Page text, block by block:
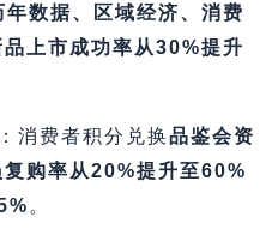
年数据、区域经济、消费
品上市成功率从30%提升
​：消费者积分兑换品鉴会资
复购率从20%提升至60%​
。